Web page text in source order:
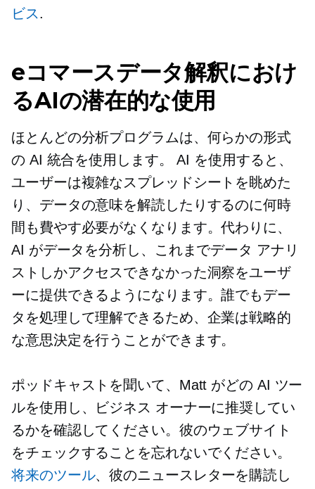
ビス.
eコマースデータ解釈におけ
るAIの潜在的な使用
ほとんどの分析プログラムは、何らかの形式
の AI 統合を使用します。 AI を使用すると、
ユーザーは複雑なスプレッドシートを眺めた
り、データの意味を解読したりするのに何時
間も費やす必要がなくなります。代わりに、
AI がデータを分析し、これまでデータ アナリ
ストしかアクセスできなかった洞察をユーザ
ーに提供できるようになります。誰でもデー
タを処理して理解できるため、企業は戦略的
な意思決定を行うことができます。
ポッドキャストを聞いて、Matt がどの AI ツー
ルを使用し、ビジネス オーナーに推奨してい
るかを確認してください。彼のウェブサイト
をチェックすることを忘れないでください。
将来のツール、彼のニュースレターを購読し